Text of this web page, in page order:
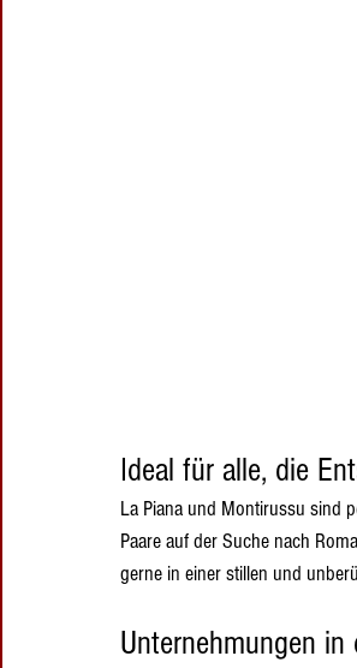
Ideal für alle, die
La Piana und Montirussu sind
Paare auf der Suche nach
gerne in einer stillen und
Unternehmungen in